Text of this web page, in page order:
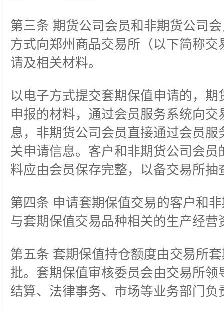
第三条 期货公司会员和非期货公司
方式向郑州商品交易所（以下简称
请及相关材料。
以电子方式提交套期保值申请的，
申报的材料，通过会员服务系统向
息，非期货公司会员直接通过会员
关申请信息。客户和非期货公司会
料应由会员保存完整，以备交易所抽
第四条 申请套期保值交易的客户和
与套期保值交易品种相关的生产经营
第五条 套期保值持仓额度由交易所
批。套期保值审核委员会由交易所
结算、法律事务、市场等业务部门负